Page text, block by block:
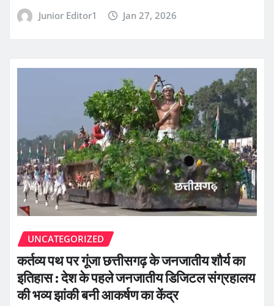
Junior Editor1 Jan 27, 2026
UNCATEGORIZED
कर्तव्य पथ पर गूंजा छत्तीसगढ़ के जनजातीय शौर्य का
इतिहास : देश के पहले जनजातीय डिजिटल संग्रहालय
की भव्य झांकी बनी आकर्षण का केंद्र